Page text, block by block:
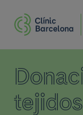
tejidos